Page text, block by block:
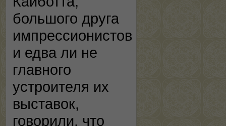
большого друга
импрессионистов
и едва ли не
главного
устроителя их
выставок,
говорили, что